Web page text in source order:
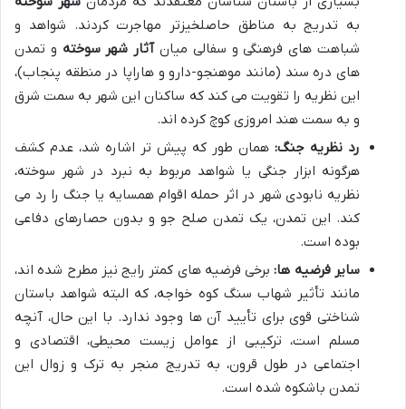
به تدریج به مناطق حاصلخیزتر مهاجرت کردند. شواهد و
شباهت های فرهنگی و سفالی میانآثار شهر سوخته و تمدن
های دره سند (مانند موهنجو-دارو و هاراپا در منطقه پنجاب)،
این نظریه را تقویت می کند که ساکنان این شهر به سمت شرق
و به سمت هند امروزی کوچ کرده اند.
رد نظریه جنگ: همان طور که پیش تر اشاره شد، عدم کشف
هرگونه ابزار جنگی یا شواهد مربوط به نبرد در شهر سوخته،
نظریه نابودی شهر در اثر حمله اقوام همسایه یا جنگ را رد می
کند. این تمدن، یک تمدن صلح جو و بدون حصارهای دفاعی
بوده است.
سایر فرضیه ها:برخی فرضیه های کمتر رایج نیز مطرح شده اند،
مانند تأثیر شهاب سنگ کوه خواجه، که البته شواهد باستان
شناختی قوی برای تأیید آن ها وجود ندارد. با این حال، آنچه
مسلم است، ترکیبی از عوامل زیست محیطی، اقتصادی و
اجتماعی در طول قرون، به تدریج منجر به ترک و زوال این
تمدن باشکوه شده است.